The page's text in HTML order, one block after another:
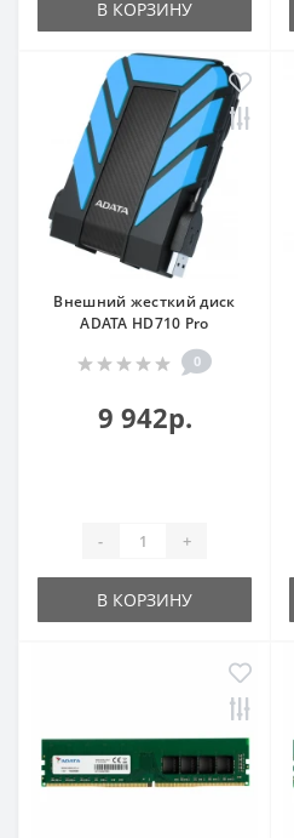
В КОРЗИНУ
Внешний жесткий диск
ADATA HD710 Pro
0
9 942р.
- +
В КОРЗИНУ